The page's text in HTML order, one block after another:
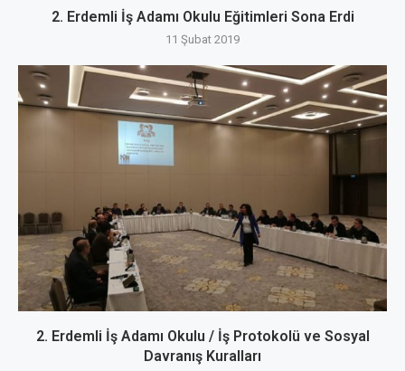
2. Erdemli İş Adamı Okulu Eğitimleri Sona Erdi
11 Şubat 2019
2. Erdemli İş Adamı Okulu / İş Protokolü ve Sosyal
Davranış Kuralları